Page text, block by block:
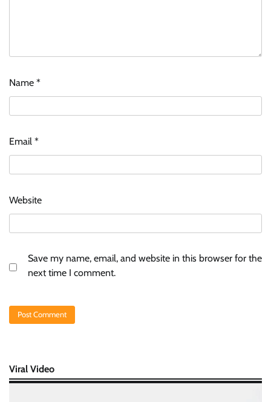
Name *
Email *
Website
Save my name, email, and website in this browser for the
next time I comment.
Viral Video